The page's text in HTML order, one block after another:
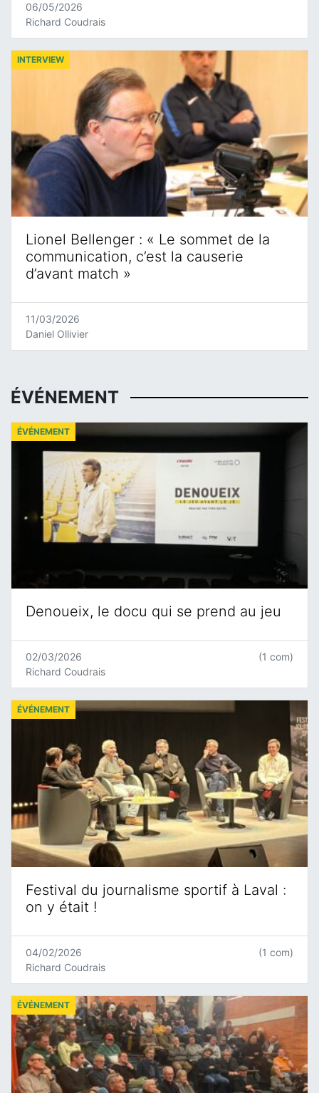
06/05/2026
Richard Coudrais
Lionel Bellenger : « Le sommet de la
communication, c’est la causerie
d’avant match »
INTERVIEW
11/03/2026
Daniel Ollivier
ÉVÉNEMENT
Denoueix, le docu qui se prend au jeu
ÉVÉNEMENT
02/03/2026
Richard Coudrais
(1 com)
Festival du journalisme sportif à Laval :
on y était !
ÉVÉNEMENT
04/02/2026
Richard Coudrais
(1 com)
ÉVÉNEMENT